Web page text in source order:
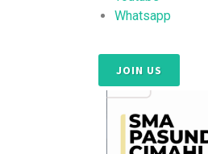
Whatsapp
JOIN US